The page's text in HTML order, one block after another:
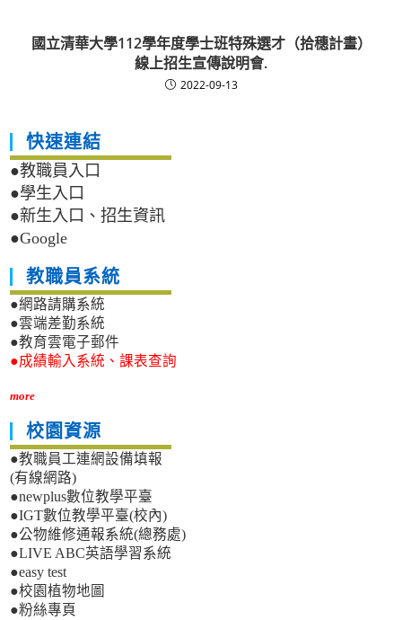
國立清華大學112學年度學士班特殊選才（拾穗計畫）
線上招生宣傳說明會.
2022-09-13
快速連結
●教職員入口
●學生入口
●新生入口、招生資訊
●Google
教職員系統
●網路請購系統
●雲端差勤系統
●教育雲電子郵件
●成績輸入系統、課表查詢
more
校園資源
●教職員工連網設備填報
(有線網路)
●newplus數位教學平臺
●IGT數位教學平臺(校內)
●公物維修通報系統(總務處)
●LIVE ABC英語學習系統
●easy test
●校園植物地圖
●粉絲專頁